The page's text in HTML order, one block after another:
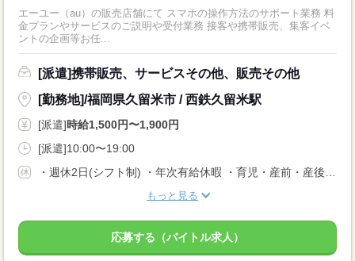
エーユー（au）の販売店舗にて スマホの操作方法のサポート業務 料
金プランやサービスのご説明や受付業務 接客や携帯販売、集客イベ
ントの企画等お任...
[派遣]携帯販売、サービスその他、販売その他
[勤務地]/福岡県久留米市 / 西鉄久留米駅
[派遣]時給1,500円〜1,900円
[派遣]10:00〜19:00
もっと見る
応募する（バイトル求人）